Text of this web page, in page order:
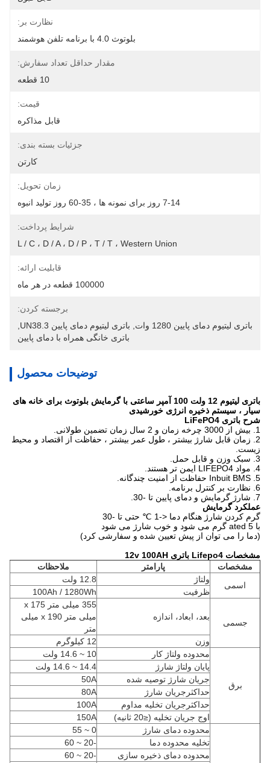
نظارت بر:
بلوتوث 4.0 با برنامه تلفن هوشمند
مقدار حداقل تعداد سفارش:
10 قطعه
قیمت:
قابل مذاکره
جزئیات بسته بندی:
کارتن
زمان تحویل:
7-14 روز برای نمونه ها ، 35-60 روز تولید انبوه
شرایط پرداخت:
L / C ، D / A ، D / P ، T / T ، Western Union
قابلیت ارائه:
100000 قطعه در هر ماه
برجسته کردن:
باتری لیتیوم دمای پایین 1280 وات
باتری لیتیوم دمای پایین UN38.3
باتری خانگی همراه با دمای پایین
توضیحات محصول
باتری لیتیوم 12 ولت 100 آمپر ساعتی با گرمایش بلوتوث برای خانه های
سیار ، سیستم ذخیره انرژی خورشیدی
شرح باتری LiFePO4
1. بیش از 3000 چرخه زمان و 2 سال زمان تضمین طولانی.
2. زمان قابل شارژ بیشتر ، طول عمر بیشتر ، حفاظت از اقتصاد و محیط
زیست.
3. سبک وزن و قابل حمل.
4. مواد LIFEPO4 ایمن تر هستند.
5. Inbuit BMS حفاظت از امنیت چندگانه.
6. نظارت بر کنترل برنامه.
7. شارژ گرمایش و دمای پایین تا -30.
عملکرد گرمایش
گرم کردن شارژ هنگام دما <-1 ℃ حتی تا -30
با 5 ated گرم می شود و خوب شارژ می شود
(دما را می توان از پیش تعیین شده و سفارشی کرد)
مشخصات Lifepo4 باتری 12v 100AH
مشخصات
پارامتر
ملاحظات
اسمی
ولتاژ
12.8 ولت
ظرفیت
100Ah / 1280Wh
جسمی
بعد، ابعاد، اندازه
355 میلی متر x 175
میلی متر x 190 میلی
متر
وزن
12 کیلوگرم
برق
محدوده ولتاژ کار
10 ~ 14.6 ولت
پایان ولتاژ شارژ
14.4 ~ 14.6 ولت
جریان شارژ توصیه شده
50A
حداکثرجریان شارژ
80A
حداکثرجریان تخلیه مداوم
100A
اوج جریان تخلیه (≤20 ثانیه)
150A
محدوده دمای شارژ
0 ~ 55
تخلیه محدوده دما
-20 ~ 60
محدوده دمای ذخیره سازی
-20 ~ 60